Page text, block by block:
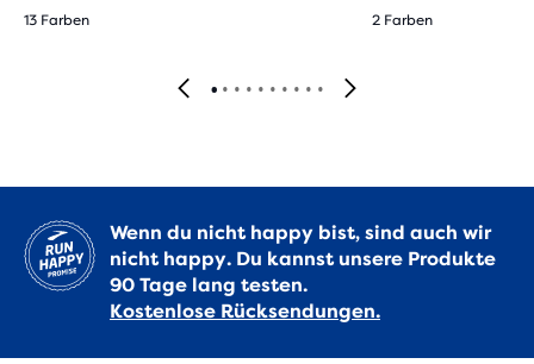
13 Farben 2 Farben
Wenn du nicht happy bist, sind auch wir
nicht happy. Du kannst unsere Produkte
90 Tage lang testen.
Kostenlose Rücksendungen.